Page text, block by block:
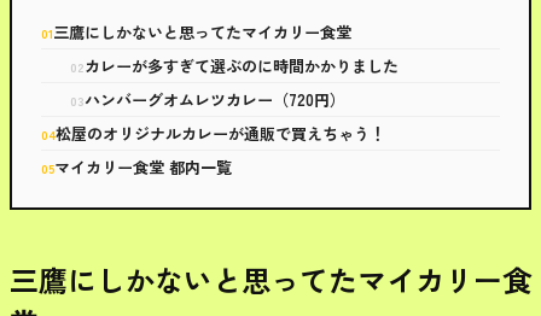
三鷹にしかないと思ってたマイカリー食堂
カレーが多すぎて選ぶのに時間かかりました
ハンバーグオムレツカレー（720円）
松屋のオリジナルカレーが通販で買えちゃう！
マイカリー食堂 都内一覧
三鷹にしかないと思ってたマイカリー食